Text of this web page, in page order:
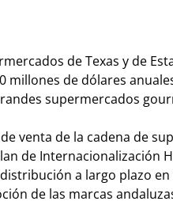
de Texas y de
de dólares
supermercados
venta de la cadena de
de Internacionalización
a largo plazo
de las marcas